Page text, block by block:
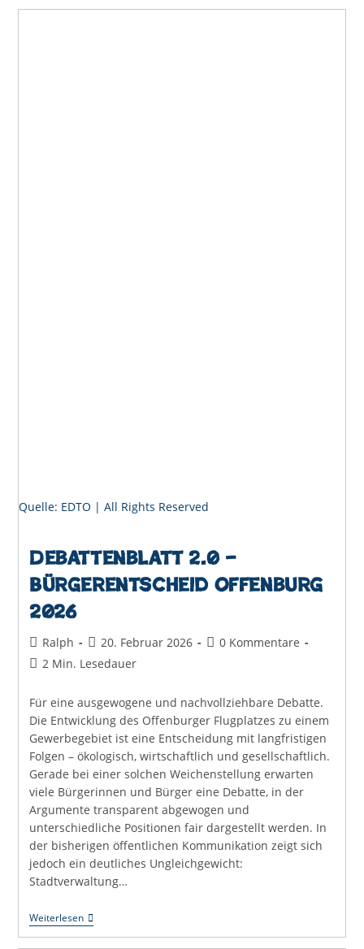
Quelle: EDTO | All Rights Reserved
Debattenblatt 2.0 –
Bürgerentscheid Offenburg
2026
Beitrags-
Autor:
Ralph
Beitrag
veröffentlicht:
20. Februar 2026
Beitrags-
0 Kommentare
Lesedauer:
2 Min. Lesedauer
Für eine ausgewogene und nachvollziehbare Debatte.
Die Entwicklung des Offenburger Flugplatzes zu einem
Gewerbegebiet ist eine Entscheidung mit langfristigen
Folgen – ökologisch, wirtschaftlich und gesellschaftlich.
Gerade bei einer solchen Weichenstellung erwarten
viele Bürgerinnen und Bürger eine Debatte, in der
Argumente transparent abgewogen und
unterschiedliche Positionen fair dargestellt werden. In
der bisherigen öffentlichen Kommunikation zeigt sich
jedoch ein deutliches Ungleichgewicht:
Stadtverwaltung…
WeiterlesenDebattenblatt
2.0